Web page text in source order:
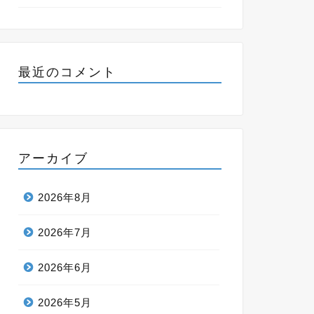
最近のコメント
アーカイブ
2026年8月
2026年7月
2026年6月
2026年5月